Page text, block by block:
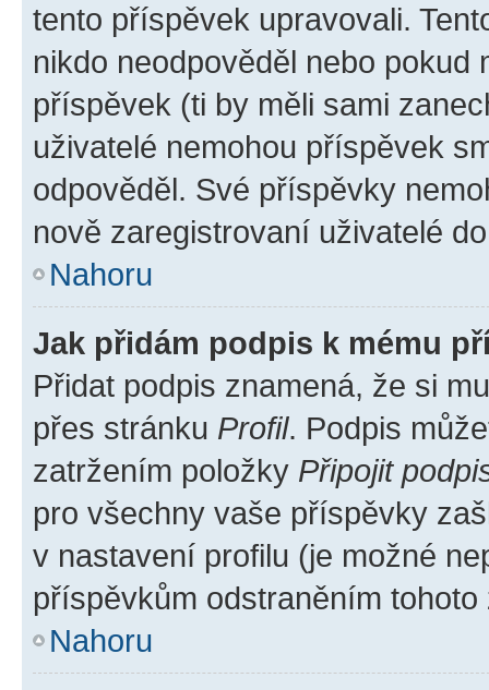
tento příspěvek upravovali.
nikdo neodpověděl nebo pokud
příspěvek (ti by měli sami
uživatelé nemohou příspěvek
odpověděl. Své příspěvky
nově zaregistrovaní uživatelé
Nahoru
Jak přidám podpis k mému
Přidat podpis znamená, že si
přes stránku Profil. Podpis
zatržením položky Připojit
pro všechny vaše příspěvky
v nastavení profilu (je možné
příspěvkům odstraněním
Nahoru